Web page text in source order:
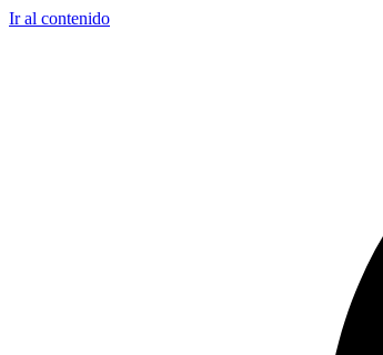
Ir al contenido